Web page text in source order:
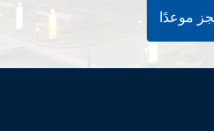
موعدًا